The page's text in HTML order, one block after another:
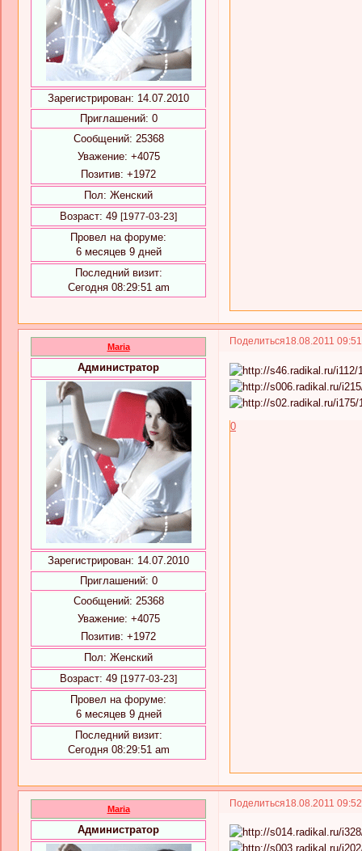
Зарегистрирован: 14.07.2010
Приглашений: 0
Сообщений: 25368
Уважение: +4075
Позитив: +1972
Пол: Женский
Возраст: 49 [1977-03-23]
Провел на форуме:
6 месяцев 9 дней
Последний визит:
Сегодня 08:29:51 am
Поделиться18.08.2011
Maria
Администратор
Зарегистрирован: 14.07.2010
Приглашений: 0
Сообщений: 25368
Уважение: +4075
Позитив: +1972
Пол: Женский
Возраст: 49 [1977-03-23]
Провел на форуме:
6 месяцев 9 дней
Последний визит:
Сегодня 08:29:51 am
0
Поделиться18.08.2011
Maria
Администратор